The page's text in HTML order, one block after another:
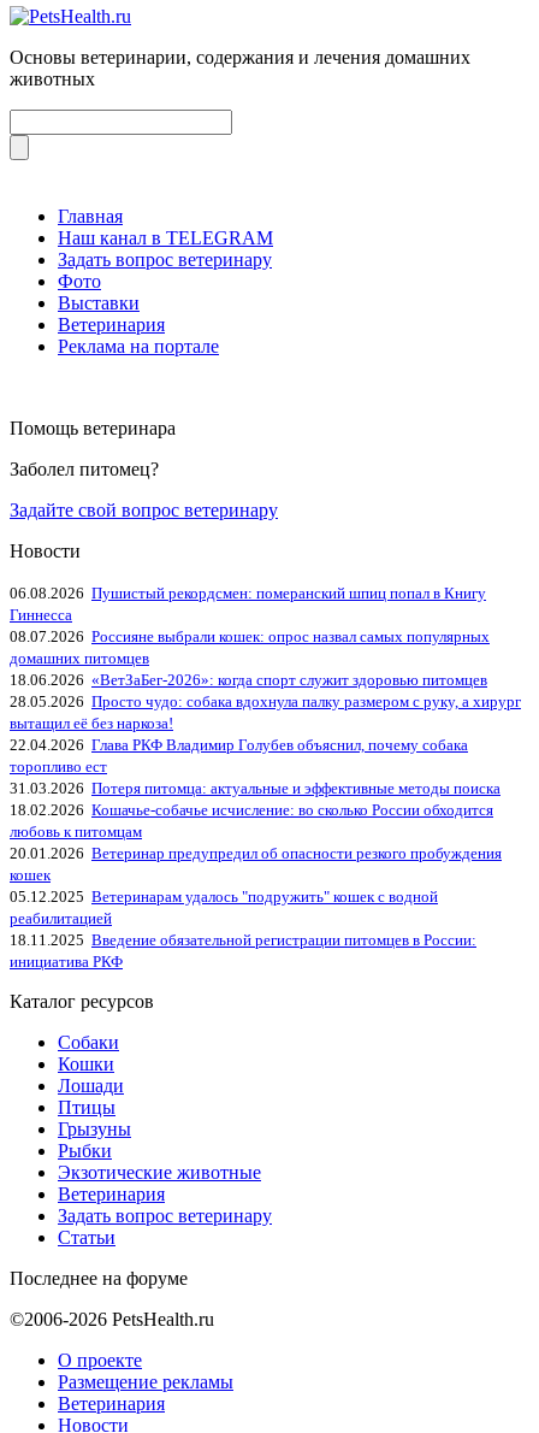
Основы ветеринарии, содержания и лечения домашних
животных
Главная
Наш канал в TELEGRAM
Задать вопрос ветеринару
Фото
Выставки
Ветеринария
Реклама на портале
Помощь ветеринара
Заболел питомец?
Задайте свой вопрос ветеринару
Новости
06.08.2026 Пушистый рекордсмен: померанский шпиц попал в Книгу
Гиннесса
08.07.2026 Россияне выбрали кошек: опрос назвал самых популярных
домашних питомцев
18.06.2026 «ВетЗаБег‑2026»: когда спорт служит здоровью питомцев
28.05.2026 Просто чудо: собака вдохнула палку размером с руку, а хирург
вытащил её без наркоза!
22.04.2026 Глава РКФ Владимир Голубев объяснил, почему собака
торопливо ест
31.03.2026 Потеря питомца: актуальные и эффективные методы поиска
18.02.2026 Кошачье-собачье исчисление: во сколько России обходится
любовь к питомцам
20.01.2026 Ветеринар предупредил об опасности резкого пробуждения
кошек
05.12.2025 Ветеринарам удалось "подружить" кошек с водной
реабилитацией
18.11.2025 Введение обязательной регистрации питомцев в России:
инициатива РКФ
Каталог ресурсов
Собаки
Кошки
Лошади
Птицы
Грызуны
Рыбки
Экзотические животные
Ветеринария
Задать вопрос ветеринару
Статьи
Последнее на форуме
©2006-2026 PetsHealth.ru
О проекте
Размещение рекламы
Ветеринария
Новости